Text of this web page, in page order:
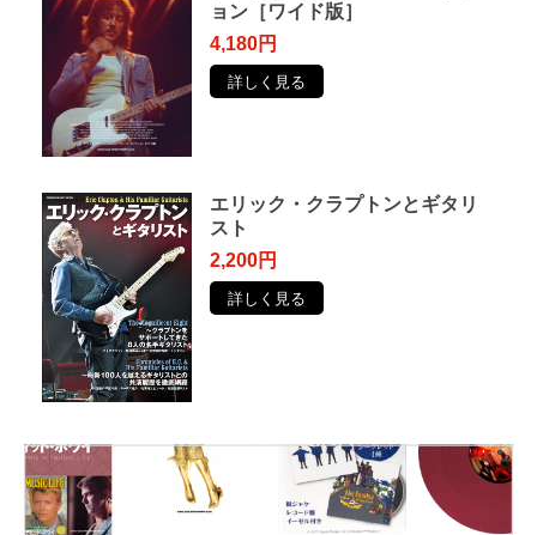
ョン［ワイド版］
4,180円
詳しく見る
エリック・クラプトンとギタリ
スト
2,200円
詳しく見る